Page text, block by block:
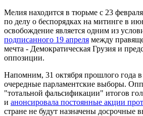
Мелия находится в тюрьме с 23
по делу о беспорядках на митинге в
освобождение является одним из
подписанного 19 апреля между
мечта - Демократическая Грузия и
оппозиции.
Напомним, 31 октября прошлого года в
очередные парламентские выборы.
"тотальной фальсификации" итогов
и анонсировала постоянные акции
стране не будут назначены досрочные